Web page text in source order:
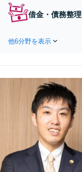
借金・債務整理
他6分野を表示